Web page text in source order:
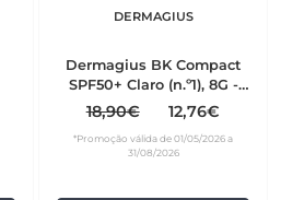
DERMAGIUS
Dermagius BK Compact
SPF50+ Claro (n.º1), 8G -
refill
18,90€ 12,76€
*Promoção válida de 01/05/2026 a
31/08/2026